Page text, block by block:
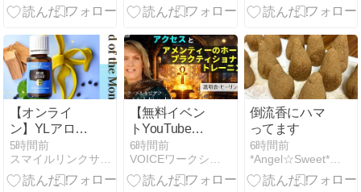
始める。
ャッチャー》
【オンライ
ン】YLアロマ
シェアワーク
《ドリームキ
ャッチャー》
5時間前
スマイルリンクサロン ミューズデュオ
【無料イベン
トYouTube動
画】ギャラク
ティックなエ
ネルギーなワ
6時間前
VOICEワークショップ スタッフのブログ
倒流香にハマ
ってます
6時間前
*Angel☆Sweet* いつも笑顔でいてほしいから